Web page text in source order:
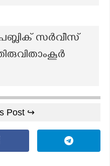
പബ്ലിക് സർവീസ്
Post ↪